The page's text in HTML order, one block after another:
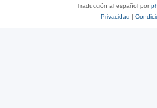
Traducción al español por
Privacidad |